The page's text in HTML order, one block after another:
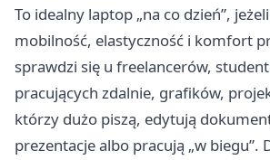
To idealny laptop „na co dzień”,
mobilność, elastyczność i komfort
sprawdzi się u freelancerów,
pracujących zdalnie, grafików,
którzy dużo piszą, edytują
prezentacje albo pracują „w biegu”.